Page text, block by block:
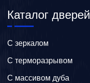
Каталог дверей
C зеркалом
C терморазрывом
C массивом дуба